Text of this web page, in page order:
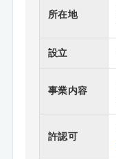
所在地
設立
事業内容
許認可